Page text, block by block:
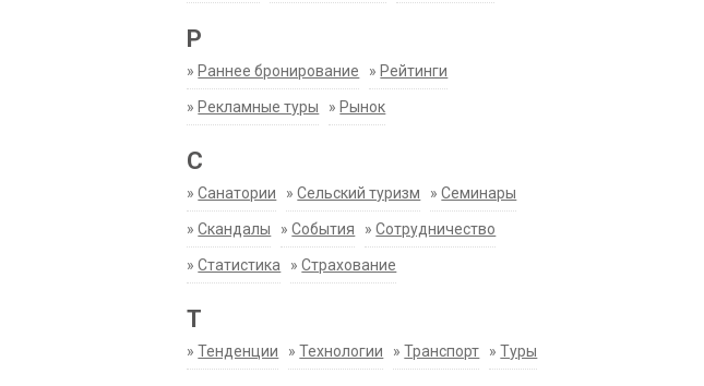
Р
» Раннее бронирование » Рейтинги
» Рекламные туры » Рынок
С
»Санатории »Сельский туризм »Семинары
»Скандалы »События »Сотрудничество
»Статистика »Страхование
Т
»Тенденции »Технологии »Транспорт »Туры